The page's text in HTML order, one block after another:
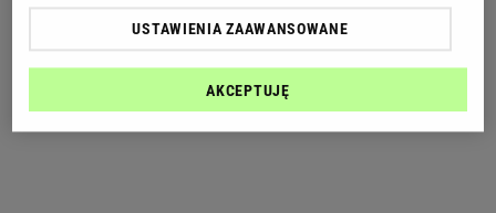
USTAWIENIA ZAAWANSOWANE
AKCEPTUJĘ